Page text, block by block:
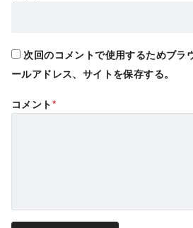
次回のコメントで使用するためブラ
ールアドレス、サイトを保存する。
コメント*